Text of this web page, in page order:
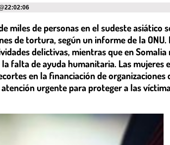
22:02:06
miles de personas en el sudeste
de tortura, según un informe de la
delictivas, mientras que en
falta de ayuda humanitaria. Las mujeres
en la financiación de
urgente para proteger a las